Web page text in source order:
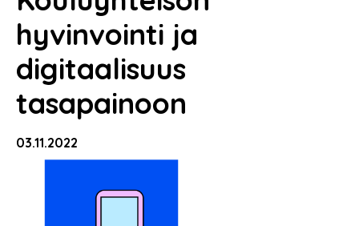
hyvinvointi ja
digitaalisuus
tasapainoon
03.11.2022